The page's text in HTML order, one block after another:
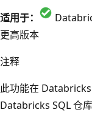
适用于：
更高版本
注释
此功能在
Databricks SQL 仓